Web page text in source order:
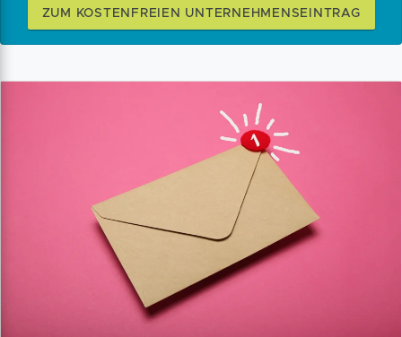
ZUM KOSTENFREIEN UNTERNEHMENSEINTRAG